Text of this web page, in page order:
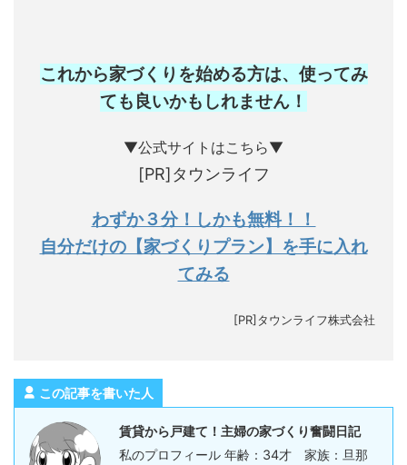
これから家づくりを始める方は、使ってみ
ても良いかもしれません ！
▼公式サイトはこちら▼
[PR]タウンライフ
わずか３分！しかも無料！！
自分だけの【家づくりプラン】を手に入れ
てみる
[PR]タウンライフ株式会社
この記事を書いた人
賃貸から戸建て！主婦の家づくり奮闘日記
私のプロフィール 年齢：34才 家族：旦那